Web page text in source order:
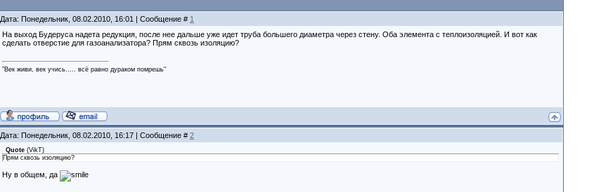
Дата: Понедельник, 08.02.2010, 16:01 | Сообщение # 1
На выход Будеруса надета редукция, после нее дальше уже идет труба большего диаметра через стену. Оба элемента с теплоизоляцией. И вот как
сделать отверстие для газоанализатора? Прям сквозь изоляцию?
"Век живи, век учись..... всё равно дураком помрешь"
Дата: Понедельник, 08.02.2010, 16:17 | Сообщение # 2
Quote(VikT)
Прям сквозь изоляцию?
Ну в общем, да